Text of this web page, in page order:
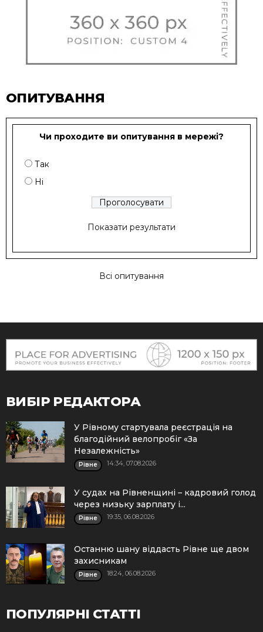
ОПИТУВАННЯ
Чи проходите ви опитування в мережі?
Так
Ні
Показати результати
Всі опитування
ВИБІР РЕДАКТОРА
У Рівному стартувала реєстрація на
благодійний велопробіг «За
Незалежність»
Рівне 14:34, 07.08.2026
У судах на Рівненщині – кадровий голод
через низьку зарплату і...
Рівне 19:35, 06.08.2026
Останню шану віддасть Рівне ще двом
захисникам
Рівне 18:24, 06.08.2026
ПОПУЛЯРНІ СТАТТІ